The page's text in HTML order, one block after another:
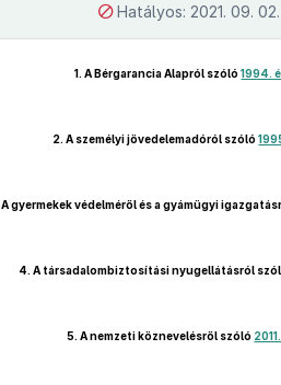
Hatályos: 2021. 09.
1. A Bérgarancia Alapról szóló1994.
2. A személyi jövedelemadóról szóló
A gyermekek védelméről és a gyámügyi
4. A társadalombiztosítási nyugellátásról
5. A nemzeti köznevelésről szóló